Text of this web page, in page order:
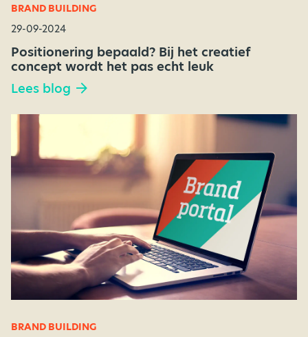
BRAND BUILDING
29-09-2024
Positionering bepaald? Bij het creatief
concept wordt het pas echt leuk
Lees blog
BRAND BUILDING